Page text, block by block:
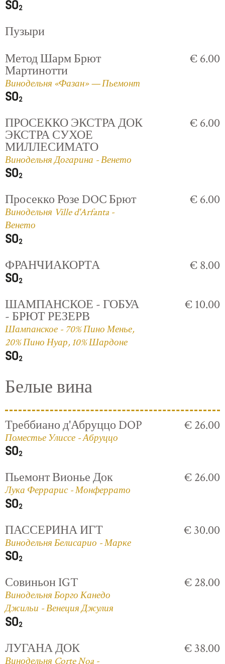
Пузыри
Метод Шарм Брют
Мартинотти
Винодельня «Фазан» — Пьемонт
€ 6.00
ПРОСЕККО ЭКСТРА ДОК
ЭКСТРА СУХОЕ
МИЛЛЕСИМАТО
Винодельня Догарина - Венето
€ 6.00
Просекко Розе DOC Брют
Винодельня Ville d'Arfanta -
Венето
€ 6.00
ФРАНЧИАКОРТА € 8.00
ШАМПАНСКОЕ - ГОБУА
- БРЮТ РЕЗЕРВ
Шампанское - 70% Пино Менье,
20% Пино Нуар, 10% Шардоне
€ 10.00
Белые вина
Треббиано д'Абруццо DOP
Поместье Улиссе - Абруццо
€ 26.00
Пьемонт Вионье Док
Лука Феррарис - Монферрато
€ 26.00
ПАССЕРИНА ИГТ
Винодельня Белисарио - Марке
€ 30.00
Совиньон IGT
Винодельня Борго Канедо
Джильи - Венеция Джулия
€ 28.00
ЛУГАНА ДОК
Винодельня Corte Noa -
€ 38.00